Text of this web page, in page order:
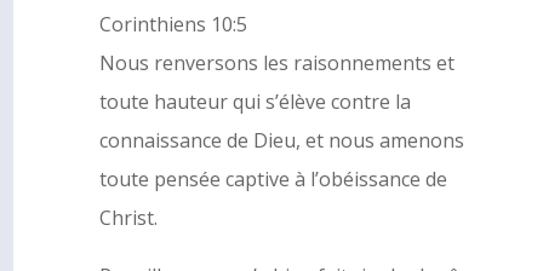
Corinthiens 10:5
Nous renversons les raisonnements et
toute hauteur qui s’élève contre la
connaissance de Dieu, et nous amenons
toute pensée captive à l’obéissance de
Christ.